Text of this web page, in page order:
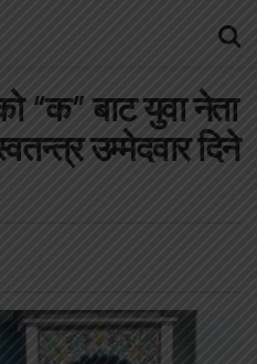
“क” बाट युवा नेता
उम्मेदवार दिने